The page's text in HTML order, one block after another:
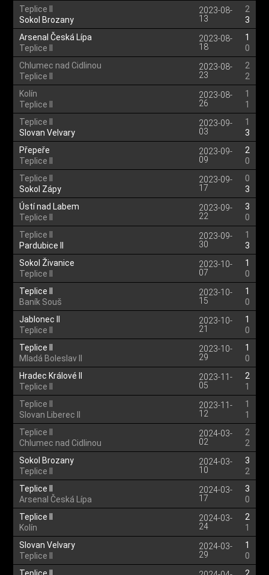
Teplice II
Sokol Brozany
2023-08-
13
2
3
Arsenal Česká Lípa
Teplice II
2023-08-
18
1
0
Chlumec nad Cidlinou
Teplice II
2023-08-
23
2
2
Kolín
Teplice II
2023-08-
26
1
1
Teplice II
Slovan Velvary
2023-09-
03
1
3
Přepeře
Teplice II
2023-09-
09
2
0
Teplice II
Sokol Zápy
2023-09-
17
0
3
Ústí nad Labem
Teplice II
2023-09-
22
3
0
Teplice II
Pardubice II
2023-09-
30
1
3
Sokol Živanice
Teplice II
2023-10-
07
1
0
Teplice II
Baník Souš
2023-10-
15
1
0
Jablonec II
Teplice II
2023-10-
21
1
0
Teplice II
Mladá Boleslav II
2023-10-
29
1
0
Hradec Králové II
Teplice II
2023-11-
05
2
1
Teplice II
Slovan Liberec II
2023-11-
12
1
1
Teplice II
Chlumec nad Cidlinou
2024-03-
02
2
2
Sokol Brozany
Teplice II
2024-03-
10
3
2
Teplice II
Arsenal Česká Lípa
2024-03-
17
3
0
Teplice II
Kolín
2024-03-
24
2
1
Slovan Velvary
Teplice II
2024-03-
29
1
0